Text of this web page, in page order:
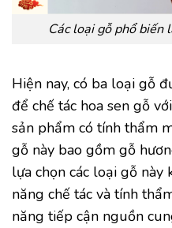
Các loại gỗ phổ biến
Hiện nay, có ba loại gỗ
để chế tác hoa sen gỗ
sản phẩm có tính thẩm
gỗ này bao gồm gỗ
lựa chọn các loại gỗ này
năng chế tác và tính
năng tiếp cận nguồn